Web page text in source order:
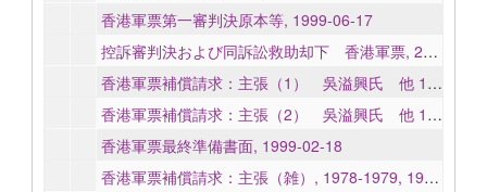
香港軍票第一審判決原本等, 1999-06-17
控訴審判決および同訴訟救助却下 香港軍票, 2001-02-08, undated
香港軍票補償請求：主張（1） 吳溢興氏 他 16 名, 1993-1996
香港軍票補償請求：主張（2） 吳溢興氏 他 16 名, 1996-2000
香港軍票最終準備書面, 1999-02-18
香港軍票補償請求：主張（雑）, 1978-1979, 1993-1997, undated